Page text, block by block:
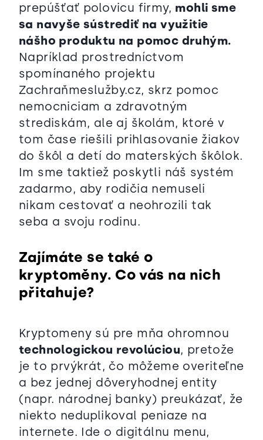
prepúšťať polovicu firmy, mohli sme
sa navyše sústrediť na využitie
nášho produktu na pomoc druhým.
Napríklad prostredníctvom
spomínaného projektu
Zachraňmeslužby.cz, skrz pomoc
nemocniciam a zdravotným
strediskám, ale aj školám, ktoré v
tom čase riešili prihlasovanie žiakov
do škôl a detí do materských škôlok.
Im sme taktiež poskytli náš systém
zadarmo, aby rodičia nemuseli
nikam cestovať a neohrozili tak
seba a svoju rodinu.
Zajímáte se také o
kryptoměny. Co vás na nich
přitahuje?
Kryptomeny sú pre mňa ohromnou
technologickou revolúciou, pretože
je to prvýkrát, čo môžeme overiteľne
a bez jednej dôveryhodnej entity
(napr. národnej banky) preukázať, že
niekto neduplikoval peniaze na
internete. Ide o digitálnu menu,